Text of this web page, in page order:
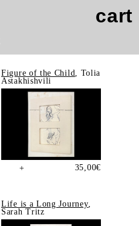
cart
Figure of the Child
, Tolia
Astakhishvili
+ 35,00€
Life is a Long Journey,
Sarah Tritz